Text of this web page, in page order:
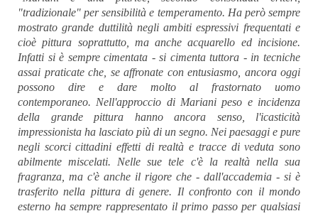
"tradizionale" per sensibilità e temperamento. Ha però sempre
mostrato grande duttilità negli ambiti espressivi frequentati e
cioè pittura soprattutto, ma anche acquarello ed incisione.
Infatti si è sempre cimentata - si cimenta tuttora - in tecniche
assai praticate che, se affronate con entusiasmo, ancora oggi
possono dire e dare molto al frastornato uomo
contemporaneo. Nell'approccio di Mariani peso e incidenza
della grande pittura hanno ancora senso, l'icasticità
impressionista ha lasciato più di un segno. Nei paesaggi e pure
negli scorci cittadini effetti di realtà e tracce di veduta sono
abilmente miscelati. Nelle sue tele c'è la realtà nella sua
fragranza, ma c'è anche il rigore che - dall'accademia - si è
trasferito nella pittura di genere. Il confronto con il mondo
esterno ha sempre rappresentato il primo passo per qualsiasi